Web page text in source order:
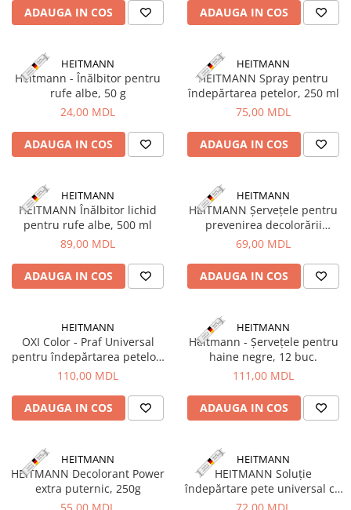
Fire feeder, stationar
Platforme feeder, suporturi,
tripoduri
Plumbi, cosulete, momitoare
Carlige Feeder, Stationar
Mincioguri si juvelnice
Accesorii monturi
Accesorii si instrumente
Nada, momeala, aditivi
Pescuit la rapitor
Lansete la rapitor
Mulinete la rapitor
Carlige la rapitor
Greutati la rapitor
Naluci
Accesorii rapitor
Monturi rapitor
Forfaci la rapitor
Momeli la rapitor
Nada si momeala
Nada
ADAUGA IN COS ADAUGA IN COS
HEITMANN
Heitmann - Înălbitor pentru
rufe albe, 50 g
24,00 MDL
ADAUGA IN COS
HEITMANN
HEITMANN Spray pentru
îndepărtarea petelor, 250 ml
75,00 MDL
ADAUGA IN COS
HEITMANN
HEITMANN Înălbitor lichid
pentru rufe albe, 500 ml
89,00 MDL
ADAUGA IN COS
HEITMANN
HEITMANN Șervețele pentru
prevenirea decolorării
accidentale a țesăturilor in
69,00 MDL
ADAUGA IN COS
HEITMANN
OXI Color - Praf Universal
pentru îndepărtarea petelor,
500g, HEITMANN
110,00 MDL
ADAUGA IN COS
HEITMANN
Heitmann - Șervețele pentru
haine negre, 12 buc.
111,00 MDL
ADAUGA IN COS
HEITMANN
HEITMANN Decolorant Power
extra puternic, 250g
HEITMANN
HEITMANN Soluție
îndepărtare pete universal cu
aplicator perie, 250 ml